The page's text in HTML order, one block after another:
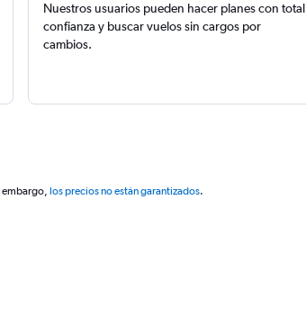
Nuestros usuarios pueden hacer planes con total
confianza y buscar vuelos sin cargos por
cambios.
embargo, los precios no están garantizados.